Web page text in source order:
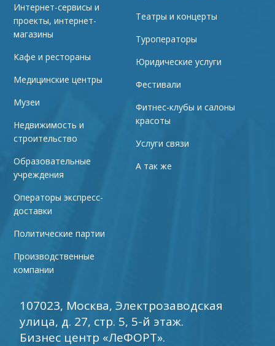
Интернет-сервисы и
проекты, интернет-
магазины
Кафе и рестораны
Медицинские центры
Музеи
Недвижимость и
строительство
Образовательные
учреждения
Операторы экспресс-
доставки
Политические партии
Производственные
компании
Театры и концерты
Туроператоры
Юридические услуги
Фестивали
Фитнес-клубы и салоны
красоты
Услуги связи
А так же
107023, Москва, Электрозаводская
улица, д. 27, стр. 5, 5-й этаж.
Бизнес центр «ЛеФОРТ».